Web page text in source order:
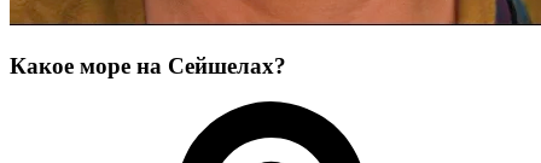
Какое море на Сейшелах?